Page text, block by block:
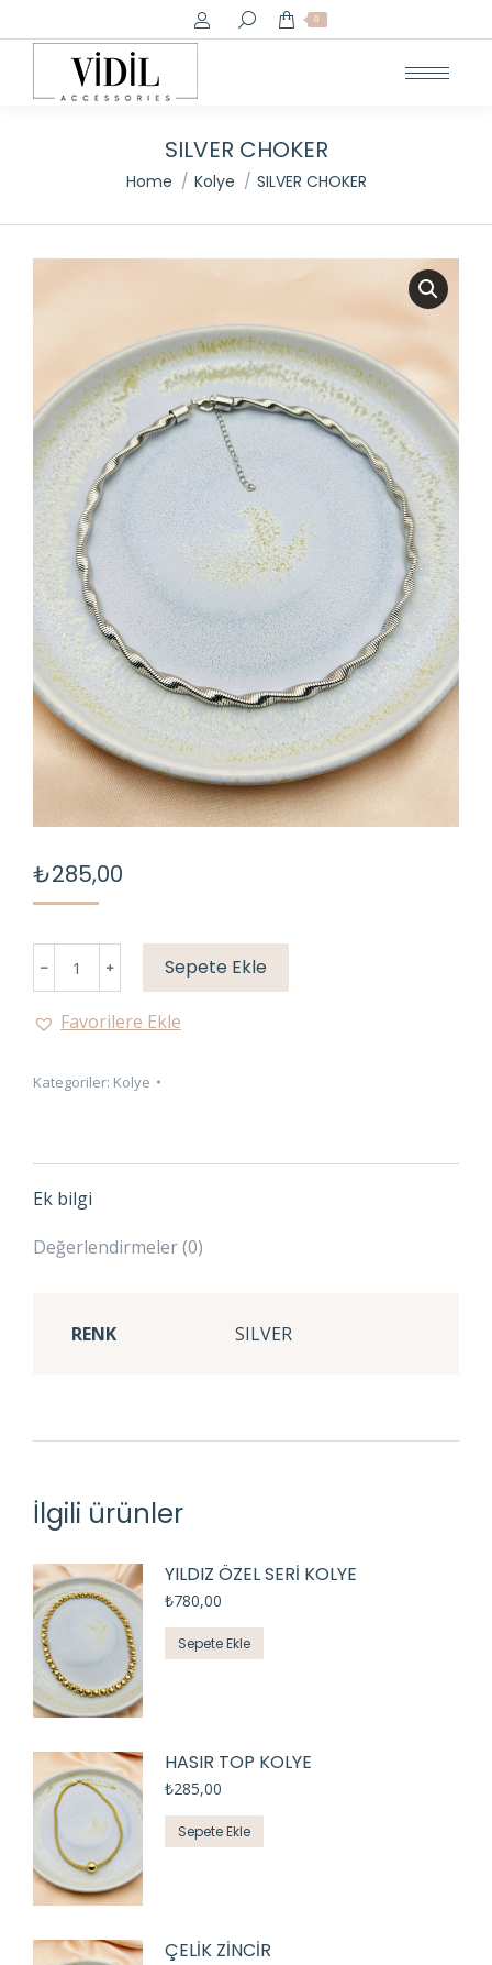
Search: 0
SILVER CHOKER
You are here:
Home Kolye SILVER CHOKER
₺285,00
CHOKER
Sepete Ekle
Favorilere Ekle
Kategoriler: Kolye
Ek bilgi
Değerlendirmeler (0)
RENK SILVER
İlgili ürünler
YILDIZ ÖZEL SERİ KOLYE
₺780,00
Sepete Ekle
HASIR TOP KOLYE
₺285,00
Sepete Ekle
ÇELİK ZİNCİR